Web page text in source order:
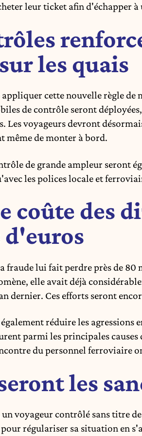
leur ticket afin d'échapper à
les quais
appliquer cette nouvelle règle
de contrôle seront
Les voyageurs devront
même de monter à bord.
de grande ampleur seront
les polices locale et
coûte des
fraude lui fait perdre près de
elle avait déjà
dernier. Ces efforts seront
réduire les agressions
parmi les principales
du personnel ferroviaire
les
voyageur contrôlé sans titre
régulariser sa situation en